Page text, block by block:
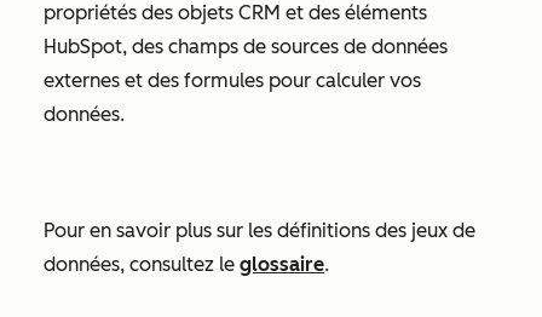
propriétés des objets CRM et des éléments
HubSpot, des champs de sources de données
externes et des formules pour calculer vos
données.
Pour en savoir plus sur les définitions des jeux de
données, consultez le glossaire.